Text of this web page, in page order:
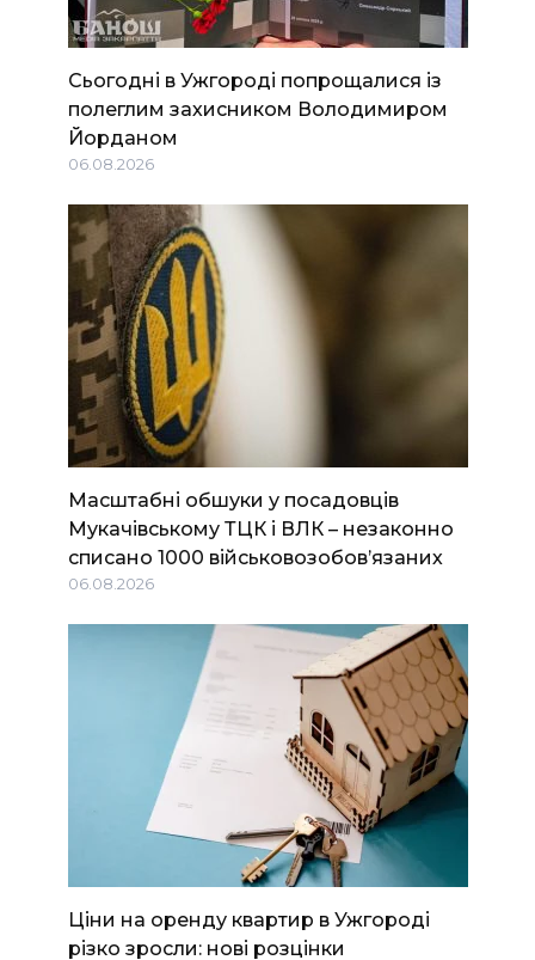
Сьогодні в Ужгороді попрощалися із
полеглим захисником Володимиром
Йорданом
06.08.2026
Масштабні обшуки у посадовців
Мукачівському ТЦК і ВЛК – незаконно
списано 1000 військовозобов’язаних
06.08.2026
Ціни на оренду квартир в Ужгороді
різко зросли: нові розцінки